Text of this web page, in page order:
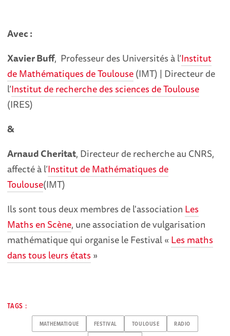
Avec :
Xavier Buff, Professeur des Universités à l’Institut
de Mathématiques de Toulouse(IMT) | Directeur de
l’Institut de recherche des sciences de Toulouse
(IRES)
&
Arnaud Cheritat, Directeur de recherche au CNRS,
affecté à l’Institut de Mathématiques de
Toulouse(IMT)
Ils sont tous deux membres de l'association Les
Maths en Scène, une association de vulgarisation
mathématique qui organise le Festival « Les maths
dans tous leurs états »
TAGS :
MATHEMATIQUE FESTIVAL TOULOUSE RADIO